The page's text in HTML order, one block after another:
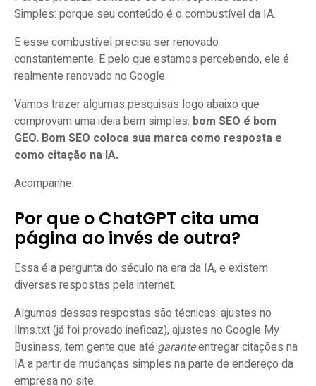
Simples: porque seu conteúdo é o combustível da IA.
E esse combustível precisa ser renovado
constantemente. E pelo que estamos percebendo, ele é
realmente renovado no Google.
Vamos trazer algumas pesquisas logo abaixo que
comprovam uma ideia bem simples: bom SEO é bom
GEO. Bom SEO coloca sua marca como resposta e
como citação na IA.
Acompanhe:
Por que o ChatGPT cita uma
página ao invés de outra?
Essa é a pergunta do século na era da IA, e existem
diversas respostas pela internet.
Algumas dessas respostas são técnicas: ajustes no
llms.txt (já foi provado ineficaz), ajustes no Google My
Business, tem gente que até garanteentregar citações na
IA a partir de mudanças simples na parte de endereço da
empresa no site.